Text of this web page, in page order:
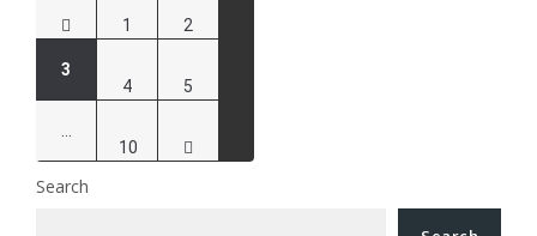
des
publications
1 2
3
4
5
10
Search